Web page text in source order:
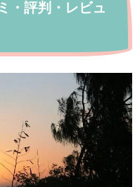
・評判・レビュ